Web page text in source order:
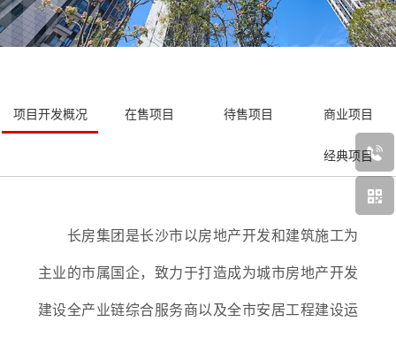
产业结构
招标采购
加入长房
成长历程
联系我们
项目开发概况 在售项目 待售项目 商业项目
经典项目
长房集团是长沙市以房地产开发和建筑施工为
主业的市属国企，致力于打造成为城市房地产开发
建设全产业链综合服务商以及全市安居工程建设运